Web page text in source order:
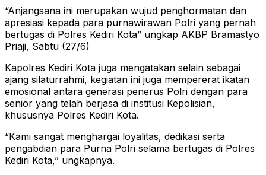
“Anjangsana ini merupakan wujud penghormatan dan
apresiasi kepada para purnawirawan Polri yang pernah
bertugas di Polres Kediri Kota” ungkap AKBP Bramastyo
Priaji, Sabtu (27/6)
Kapolres Kediri Kota juga mengatakan selain sebagai
ajang silaturrahmi, kegiatan ini juga mempererat ikatan
emosional antara generasi penerus Polri dengan para
senior yang telah berjasa di institusi Kepolisian,
khususnya Polres Kediri Kota.
“Kami sangat menghargai loyalitas, dedikasi serta
pengabdian para Purna Polri selama bertugas di Polres
Kediri Kota,” ungkapnya.